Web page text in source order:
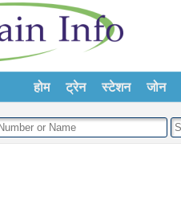
होम ट्रेन स्टेशन जोन